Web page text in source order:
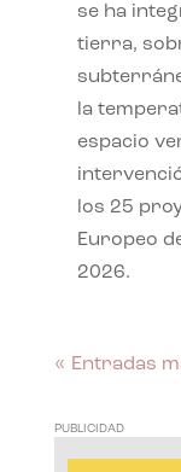
se ha
tierra,
la
espacio
los 25
Europeo
2026.
« Entradas
PUBLICIDAD